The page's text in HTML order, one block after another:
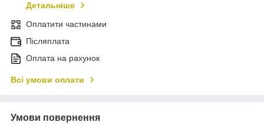
Детальніше
Оплатити частинами
Післяплата
Оплата на рахунок
Всі умови оплати
Умови повернення